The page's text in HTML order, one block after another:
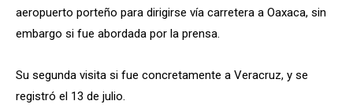
aeropuerto porteño para dirigirse vía carretera a Oaxaca, sin
embargo si fue abordada por la prensa.
Su segunda visita si fue concretamente a Veracruz, y se
registró el 13 de julio.